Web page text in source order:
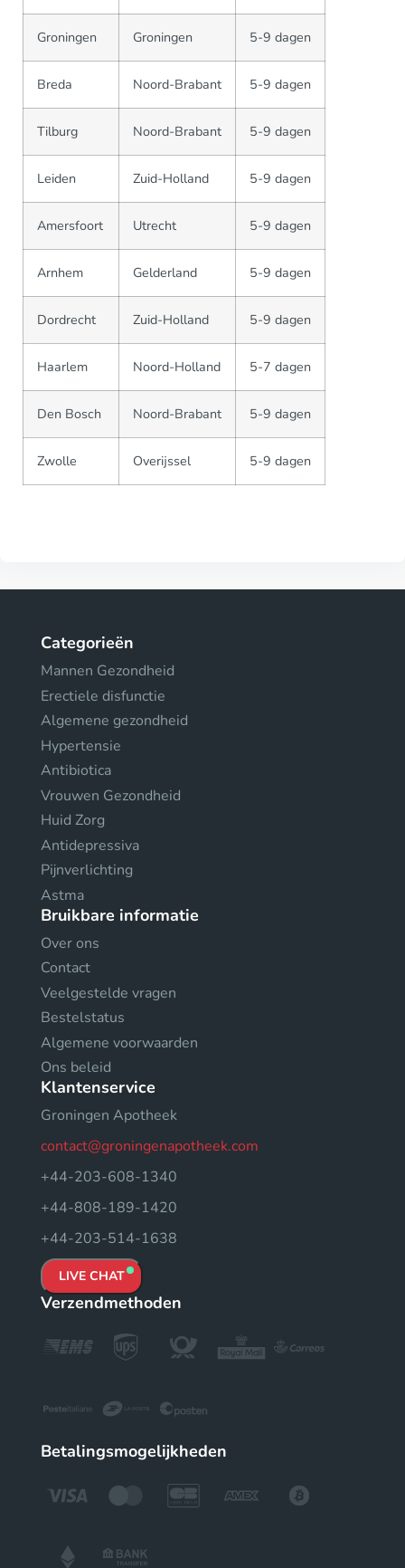
Groningen Groningen 5-9 dagen
Breda Noord-Brabant 5-9 dagen
Tilburg Noord-Brabant 5-9 dagen
Leiden Zuid-Holland 5-9 dagen
Amersfoort Utrecht 5-9 dagen
Arnhem Gelderland 5-9 dagen
Dordrecht Zuid-Holland 5-9 dagen
Haarlem Noord-Holland 5-7 dagen
Den Bosch Noord-Brabant 5-9 dagen
Zwolle Overijssel 5-9 dagen
Categorieën
Mannen Gezondheid
Erectiele disfunctie
Algemene gezondheid
Hypertensie
Antibiotica
Vrouwen Gezondheid
Huid Zorg
Antidepressiva
Pijnverlichting
Astma
Bruikbare informatie
Over ons
Contact
Veelgestelde vragen
Bestelstatus
Algemene voorwaarden
Ons beleid
Klantenservice
Groningen Apotheek
contact@groningenapotheek.com
+44-203-608-1340
+44-808-189-1420
+44-203-514-1638
LIVE CHAT
Verzendmethoden
Betalingsmogelijkheden